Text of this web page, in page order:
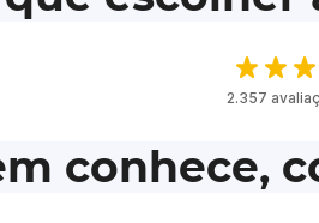
2.357
conhece,